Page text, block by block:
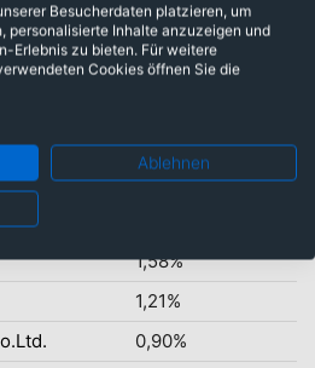
14,70%
6,79%
2,67%
1,58%
1,21%
0,90%
Besucherdaten platzieren, um
personalisierte Inhalte anzuzeigen und
Erlebnis zu bieten. Für weitere
Cookies öffnen Sie die
Ablehnen